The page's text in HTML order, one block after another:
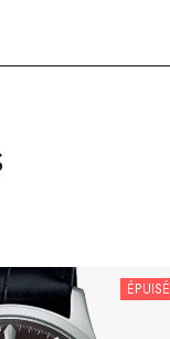
ÉPUISÉ